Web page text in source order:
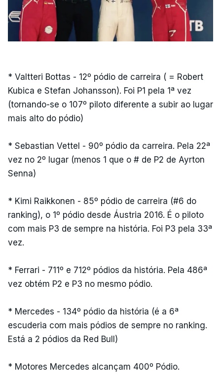
* Valtteri Bottas - 12º pódio de carreira ( = Robert
Kubica e Stefan Johansson). Foi P1 pela 1ª vez
(tornando-se o 107º piloto diferente a subir ao lugar
mais alto do pódio)
* Sebastian Vettel - 90º pódio da carreira. Pela 22ª
vez no 2º lugar (menos 1 que o # de P2 de Ayrton
Senna)
* Kimi Raikkonen - 85º pódio de carreira (#6 do
ranking), o 1º pódio desde Áustria 2016. É o piloto
com mais P3 de sempre na história. Foi P3 pela 33ª
vez.
* Ferrari - 711º e 712º pódios da história. Pela 486ª
vez obtém P2 e P3 no mesmo pódio.
* Mercedes - 134º pódio da história (é a 6ª
escuderia com mais pódios de sempre no ranking.
Está a 2 pódios da Red Bull)
* Motores Mercedes alcançam 400º Pódio.